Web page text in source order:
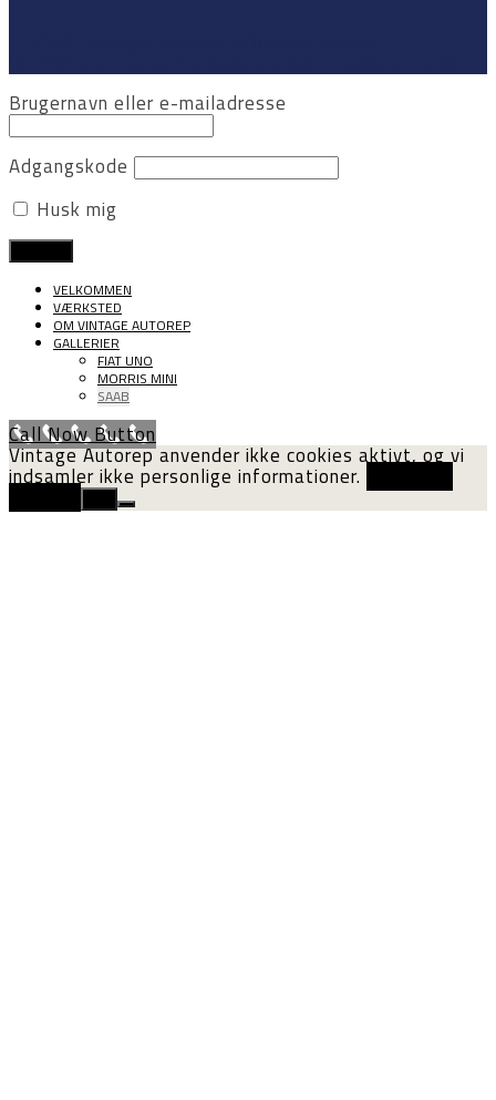
Brugernavn eller e-mailadresse
Adgangskode
Husk mig
VELKOMMEN
VÆRKSTED
OM VINTAGE AUTOREP
GALLERIER
FIAT UNO
MORRIS MINI
SAAB
Call Now Button
Vintage Autorep anvender ikke cookies aktivt, og vi
indsamler ikke personlige informationer.